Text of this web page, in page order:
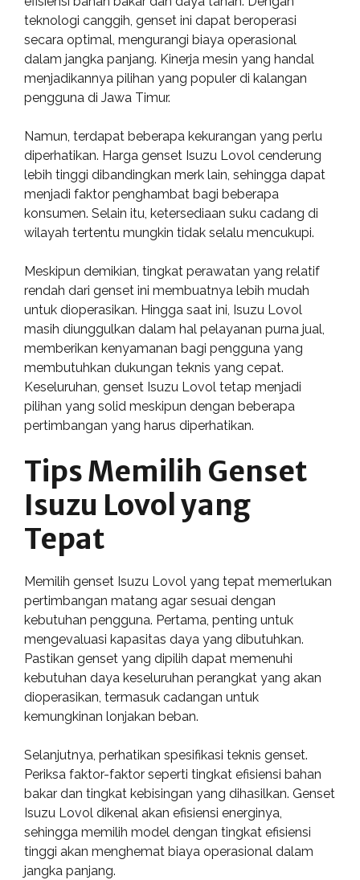
teknologi canggih, genset ini dapat beroperasi
secara optimal, mengurangi biaya operasional
dalam jangka panjang. Kinerja mesin yang handal
menjadikannya pilihan yang populer di kalangan
pengguna di Jawa Timur.
Namun, terdapat beberapa kekurangan yang perlu
diperhatikan. Harga genset Isuzu Lovol cenderung
lebih tinggi dibandingkan merk lain, sehingga dapat
menjadi faktor penghambat bagi beberapa
konsumen. Selain itu, ketersediaan suku cadang di
wilayah tertentu mungkin tidak selalu mencukupi.
Meskipun demikian, tingkat perawatan yang relatif
rendah dari genset ini membuatnya lebih mudah
untuk dioperasikan. Hingga saat ini, Isuzu Lovol
masih diunggulkan dalam hal pelayanan purna jual,
memberikan kenyamanan bagi pengguna yang
membutuhkan dukungan teknis yang cepat.
Keseluruhan, genset Isuzu Lovol tetap menjadi
pilihan yang solid meskipun dengan beberapa
pertimbangan yang harus diperhatikan.
Tips Memilih Genset
Isuzu Lovol yang
Tepat
Memilih genset Isuzu Lovol yang tepat memerlukan
pertimbangan matang agar sesuai dengan
kebutuhan pengguna. Pertama, penting untuk
mengevaluasi kapasitas daya yang dibutuhkan.
Pastikan genset yang dipilih dapat memenuhi
kebutuhan daya keseluruhan perangkat yang akan
dioperasikan, termasuk cadangan untuk
kemungkinan lonjakan beban.
Selanjutnya, perhatikan spesifikasi teknis genset.
Periksa faktor-faktor seperti tingkat efisiensi bahan
bakar dan tingkat kebisingan yang dihasilkan. Genset
Isuzu Lovol dikenal akan efisiensi energinya,
sehingga memilih model dengan tingkat efisiensi
tinggi akan menghemat biaya operasional dalam
jangka panjang.